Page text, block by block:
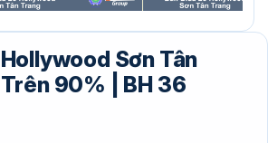
Sơn Tân
90% | BH 36